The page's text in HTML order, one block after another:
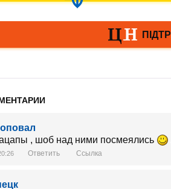
, шоб над ними посмеялись
Ответить Ссылка